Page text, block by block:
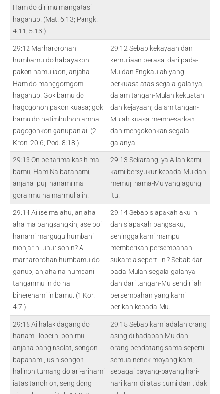
Ham do dirimu mangatasi
haganup. (Mat. 6:13; Pangk.
4:11; 5:13.)
29:12 Marharorohan
humbamu do habayakon
pakon hamuliaon, anjaha
Ham do manggomgomi
haganup. Gok bamu do
hagogohon pakon kuasa; gok
bamu do patimbulhon ampa
pagogohkon ganupan ai. (2
Kron. 20:6; Pod. 8:18.)
29:12 Sebab kekayaan dan
kemuliaan berasal dari pada-
Mu dan Engkaulah yang
berkuasa atas segala-galanya;
dalam tangan-Mulah kekuatan
dan kejayaan; dalam tangan-
Mulah kuasa membesarkan
dan mengokohkan segala-
galanya.
29:13 On pe tarima kasih ma
bamu, Ham Naibatanami,
anjaha ipuji hanami ma
goranmu na marmulia in.
29:13 Sekarang, ya Allah kami,
kami bersyukur kepada-Mu dan
memuji nama-Mu yang agung
itu.
29:14 Ai ise ma ahu, anjaha
aha ma bangsangkin, ase boi
hanami margugu humbani
nionjar ni uhur sonin? Ai
marharorohan humbamu do
ganup, anjaha na humbani
tanganmu in do na
binerenami in bamu. (1 Kor.
4:7.)
29:14 Sebab siapakah aku ini
dan siapakah bangsaku,
sehingga kami mampu
memberikan persembahan
sukarela seperti ini? Sebab dari
pada-Mulah segala-galanya
dan dari tangan-Mu sendirilah
persembahan yang kami
berikan kepada-Mu.
29:15 Ai halak dagang do
hanami ilobei ni bohimu
anjaha panginsolat, songon
bapanami, usih songon
halinoh tumang do ari-arinami
iatas tanoh on, seng dong
29:15 Sebab kami adalah orang
asing di hadapan-Mu dan
orang pendatang sama seperti
semua nenek moyang kami;
sebagai bayang-bayang hari-
hari kami di atas bumi dan tidak